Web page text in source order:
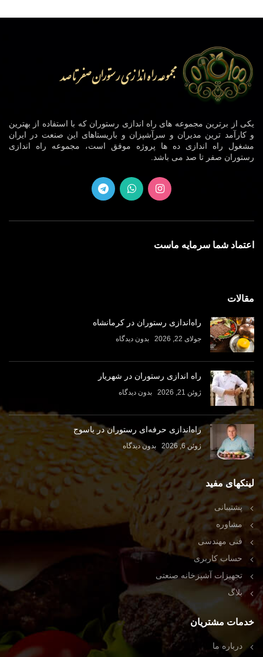
یکی از برترین مجموعه های راه اندازی رستوران که با استفاده از بهترین
و کارآمد ترین مدیران و سرآشپزان و باریستاهای این صنعت در ایران
مشغول راه اندازی ده ها پروژه موفق است، مجموعه راه اندازی
رستوران صفر تا صد می باشد.
اعتماد شما سرمایه ماست
مقالات
راه‌اندازی رستوران در کرمانشاه
جولای 22, 2026 بدون دیدگاه
راه اندازی رستوران در شهریار
ژوئن 21, 2026 بدون دیدگاه
راه‌اندازی حرفه‌ای رستوران در یاسوج
ژوئن 6, 2026 بدون دیدگاه
لینکهای مفید
پشتیبانی
مشاوره
فنی مهندسی
حساب کاربری
تجهیزات آشپزخانه صنعتی
بلاگ
خدمات مشتریان
درباره ما